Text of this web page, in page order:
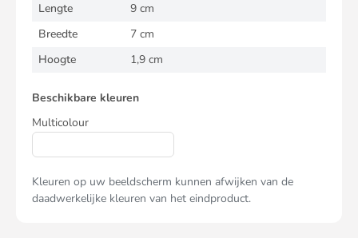
Lengte
9 cm
Breedte
7 cm
Hoogte
1,9 cm
Beschikbare kleuren
Multicolour
Kleuren op uw beeldscherm kunnen afwijken van de
daadwerkelijke kleuren van het eindproduct.